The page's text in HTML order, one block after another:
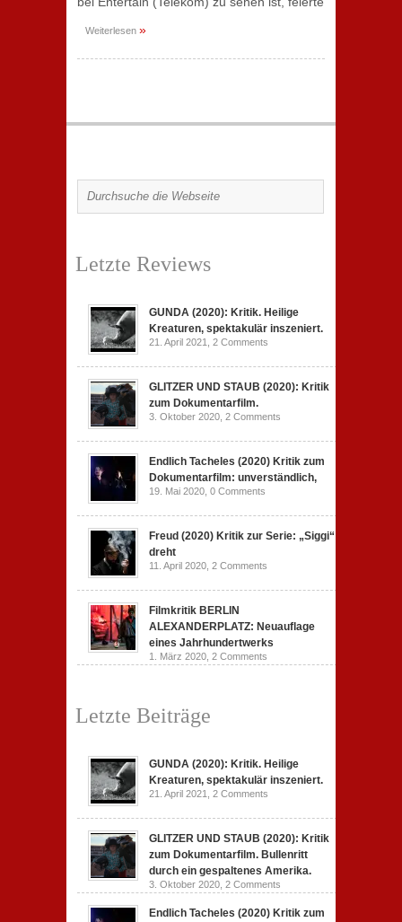
Weiterlesen »
Letzte Reviews
GUNDA (2020): Kritik. Heilige
Kreaturen, spektakulär inszeniert.
21. April 2021, 2 Comments
GLITZER UND STAUB (2020): Kritik
zum Dokumentarfilm.
3. Oktober 2020, 2 Comments
Endlich Tacheles (2020) Kritik zum
Dokumentarfilm: unverständlich,
19. Mai 2020, 0 Comments
Freud (2020) Kritik zur Serie: „Siggi“
dreht
11. April 2020, 2 Comments
Filmkritik BERLIN
ALEXANDERPLATZ: Neuauflage
eines Jahrhundertwerks
1. März 2020, 2 Comments
Letzte Beiträge
GUNDA (2020): Kritik. Heilige
Kreaturen, spektakulär inszeniert.
21. April 2021, 2 Comments
GLITZER UND STAUB (2020): Kritik
zum Dokumentarfilm. Bullenritt
durch ein gespaltenes Amerika.
3. Oktober 2020, 2 Comments
Endlich Tacheles (2020) Kritik zum